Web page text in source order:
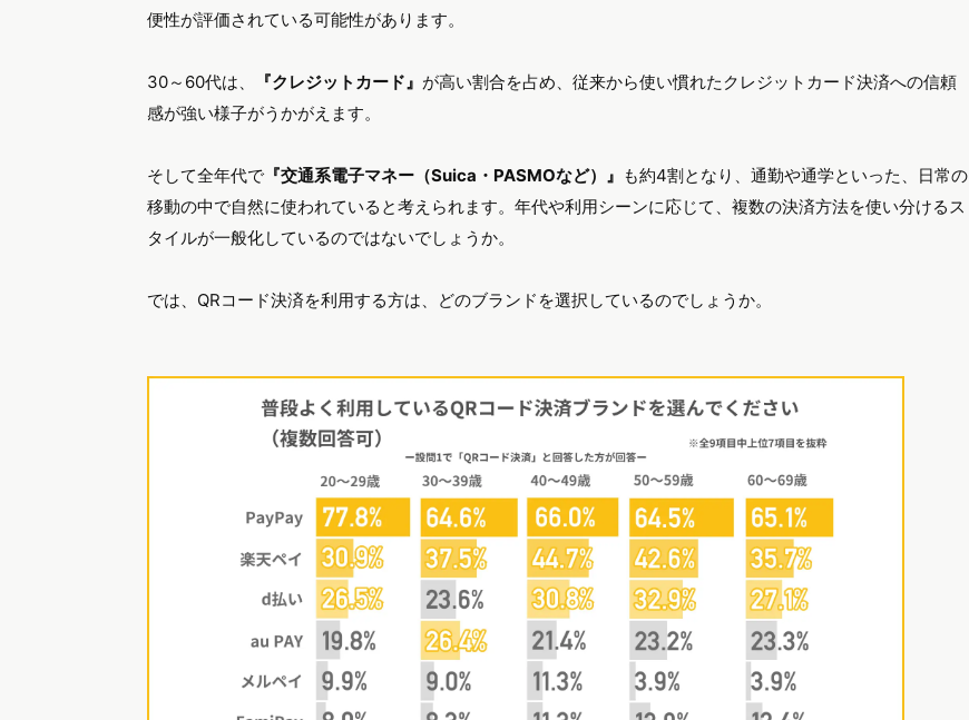
便性が評価されている可能性があります。
30～60代は、 『クレジットカード』 が高い割合を占め、従来から使い慣れたクレジットカード決済への信頼
感が強い様子がうかがえます。
そして全年代で 『交通系電子マネー（Suica・PASMOなど）』 も約4割となり、通勤や通学といった、日常の
移動の中で自然に使われていると考えられます。年代や利用シーンに応じて、複数の決済方法を使い分けるス
タイルが一般化しているのではないでしょうか。
では、QRコード決済を利用する方は、どのブランドを選択しているのでしょうか。